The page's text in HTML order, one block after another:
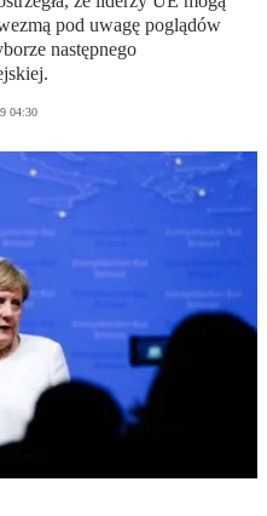
pod uwagę poglądów
następnego
04:30